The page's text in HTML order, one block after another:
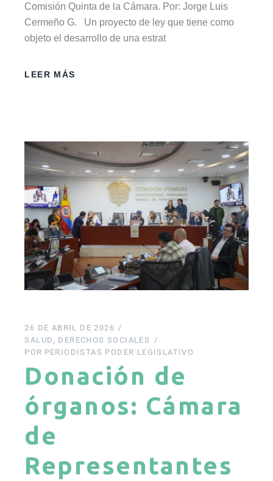
Comisión Quinta de la Cámara. Por: Jorge Luis
Cermeño G. Un proyecto de ley que tiene como
objeto el desarrollo de una estrat
LEER MÁS
26 DE ABRIL DE 2026
SALUD
DERECHOS SOCIALES
POR PERIODISTAS PODER LEGISLATIVO
Donación de
órganos: Cámara
de
Representantes